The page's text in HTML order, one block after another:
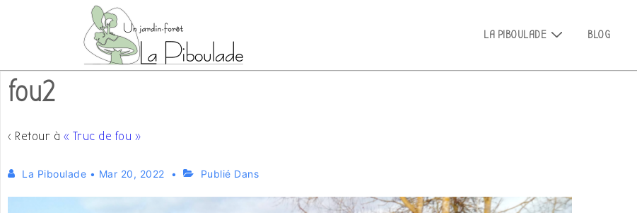
principal
MainLA PIBOULADE BLOG
fou2
‹ Retour à « Truc de fou »
La Piboulade • Mar 20, 2022 Publié Dans